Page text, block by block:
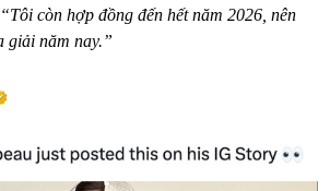
“Tôi còn hợp đồng đến hết năm 2026, nên
giải năm nay.”